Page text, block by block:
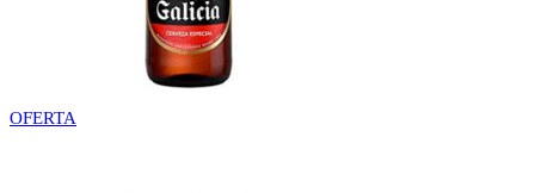
OFERTA